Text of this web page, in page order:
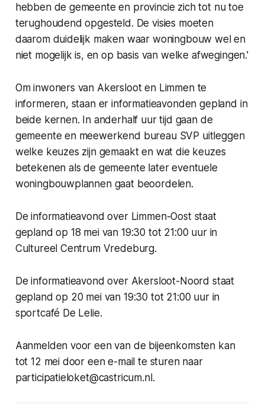
hebben de gemeente en provincie zich tot nu toe
terughoudend opgesteld. De visies moeten
daarom duidelijk maken waar woningbouw wel en
niet mogelijk is, en op basis van welke afwegingen.'
Om inwoners van Akersloot en Limmen te
informeren, staan er informatieavonden gepland in
beide kernen. In anderhalf uur tijd gaan de
gemeente en meewerkend bureau SVP uitleggen
welke keuzes zijn gemaakt en wat die keuzes
betekenen als de gemeente later eventuele
woningbouwplannen gaat beoordelen.
De informatieavond over Limmen-Oost staat
gepland op 18 mei van 19:30 tot 21:00 uur in
Cultureel Centrum Vredeburg.
De informatieavond over Akersloot-Noord staat
gepland op 20 mei van 19:30 tot 21:00 uur in
sportcafé De Lelie.
Aanmelden voor een van de bijeenkomsten kan
tot 12 mei door een e-mail te sturen naar
participatieloket@castricum.nl.